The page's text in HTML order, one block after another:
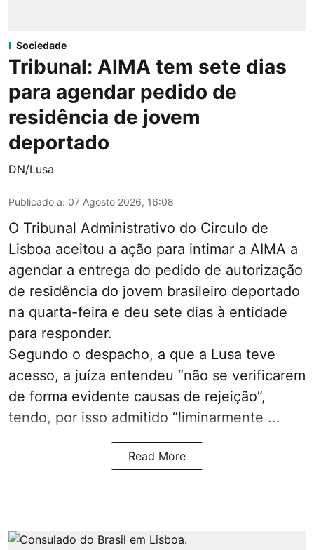
Sociedade
Tribunal: AIMA tem sete dias
para agendar pedido de
residência de jovem
deportado
DN/Lusa
Publicado a: 07 Agosto 2026, 16:08
O Tribunal Administrativo do Circulo de
Lisboa aceitou a ação para intimar a AIMA a
agendar a entrega do pedido de autorização
de residência do jovem brasileiro deportado
na quarta-feira e deu sete dias à entidade
para responder.
Segundo o despacho, a que a Lusa teve
acesso, a juíza entendeu “não se verificarem
de forma evidente causas de rejeição”,
tendo, por isso admitido “liminarmente ...
Read More